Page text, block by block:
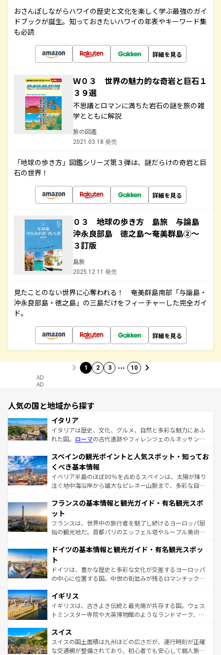
おさんぽしながらハワイの歴史と文化を楽しく学ぶ最強のガイ
ドブックが誕生。知っておきたいハワイの年表やキーワード集
も必読
詳細を見る
Ｗ０３ 世界の魅力的な奇岩と巨石１
３９選
不思議とロマンに満ちた岩石の謎を旅の雑
学とともに解説
旅の図鑑
2021.03.18 発売
「地球の歩き方」図鑑シリーズ第３弾は、謎だらけの奇岩と巨
石の世界！
詳細を見る
０３ 地球の歩き方 島旅 与論島
沖永良部島 徳之島～奄美群島②～
３訂版
島旅
2025.12.11 発売
見たことのない世界に心奪われる！ 奄美群島南部「与論島・
沖永良部島・徳之島」の三島だけをフィーチャーした完全ガイ
ド。
詳細を見る
1 2 3 … 10
AD
AD
人気の国と地域から探す
イタリア
イタリアは歴史、文化、グルメ、自然と多彩な魅力にあふ
れた国。 ローマの古代遺跡やフィレンツェのルネッサンス
ろん、トスカーナの美しい田園風景やアマルフィ海岸の絶
景など、自然景観も見逃せない。観光の合間には、本場の
ピザやパスタなど、絶品のイタリア料理を堪能することも
できる。朝目覚めてから夜眠るまで、すべての瞬間を楽し
なお、新着のイタリア情報はコンテンツ一覧を参照してほ
しい。
スペインの観光ポイントと人気スポット・知ってお
くべき基本情報
イベリア半島のほぼ80％を占めるスペインは、太陽が降り
注ぐ地中海沿岸から雄大なピレネー山脈まで、多彩な自然
文化が根付くこの国では、情熱的なフラメンコ、熱気あふ
れる闘牛、そして美味しいタパスが生活の一部となってい
る。首都マドリードの洗練された雰囲気や、バルセロナの
アートに溢れた街角から、地方では古代ローマ遺跡や中世
せる。地方によって風土や気候が異なるスペインはその個
ンテンツ一覧 を参照してほしい。
フランスの基本情報と観光ガイド・有名観光スポ
ット
フランスは、世界中の旅行者を魅了し続けるヨーロッパ屈
指の観光地だ。首都パリのエッフェル塔やルーブル美術館
で、幅広い魅力が詰まっている。華麗な宮殿、歴史的な大
聖堂、美しいビーチ、そして豊かな自然が、訪れる者を心
から魅了する。また、フランスは美食の国としても知ら
れ、フランス料理はユネスコ無形文化遺産にも登録されて
香り高いラベンダー畑など、多彩な楽しみ方が可能だ。さ
らに、パリ以外の地域にも魅力が溢れており、どの街角に
も豊かな歴史と文化が息づいている。パリ以外の個性あふ
を参照してほしい。
ドイツの基本情報と観光ガイド・有名観光スポッ
ト
ドイツは、豊かな歴史と多彩な文化が交差するヨーロッパ
の中心に位置する国。中世の街並みが残るロマンチック街
顔を持つこの国は、どこを歩いても飽きることがない。ベ
ルリンの文化的活気、バイエルン州のアルプスの絶景、そ
してライン川沿いのワイン畑といった風景は必見。ビール
は、お酒好きな人にはぜひ体験してほしい。 なお、新着の
ドイツ情報はコンテンツ一覧を参照してほしい。
イギリス
イギリスは、古きよき伝統と最先端が共存する国。ウェス
トミンスター寺院や大英博物館のようなランドマーク、歴
リアごとに異なる魅力がある。また、優雅なアフタヌーン
ティー、ビール好きにはたまらない英国パブ、サッカー観
戦など、本場だからこそできる体験も豊富。イギリスを旅
スイス
スイスの国土面積は九州ほどの広さだが、運行時刻が正確
な交通網が整備されており、初心者でも安心して個人旅行